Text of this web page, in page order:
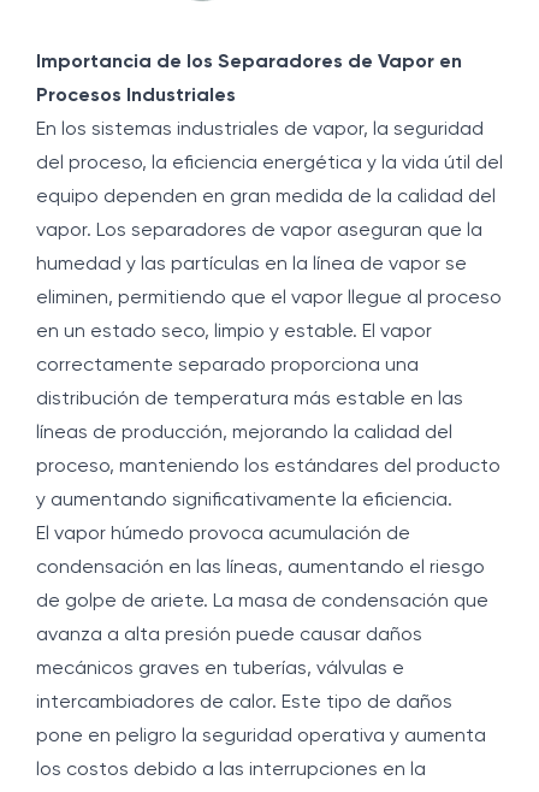
Importancia de los Separadores de Vapor en
Procesos Industriales
En los sistemas industriales de vapor, la seguridad
del proceso, la eficiencia energética y la vida útil del
equipo dependen en gran medida de la calidad del
vapor. Los separadores de vapor aseguran que la
humedad y las partículas en la línea de vapor se
eliminen, permitiendo que el vapor llegue al proceso
en un estado seco, limpio y estable. El vapor
correctamente separado proporciona una
distribución de temperatura más estable en las
líneas de producción, mejorando la calidad del
proceso, manteniendo los estándares del producto
y aumentando significativamente la eficiencia.
El vapor húmedo provoca acumulación de
condensación en las líneas, aumentando el riesgo
de golpe de ariete. La masa de condensación que
avanza a alta presión puede causar daños
mecánicos graves en tuberías, válvulas e
intercambiadores de calor. Este tipo de daños
pone en peligro la seguridad operativa y aumenta
los costos debido a las interrupciones en la